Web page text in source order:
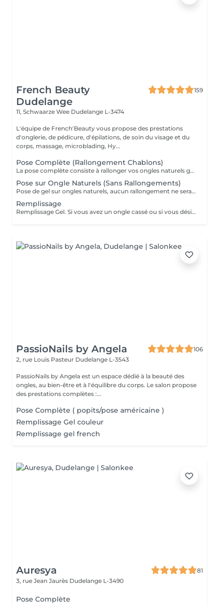
French Beauty
Dudelange
159
11, Schwaarze Wee Dudelange L-3474
L'équipe de French'Beauty vous propose des prestations
d'onglerie, de pédicure, d'épilations, de soin du visage et du
corps, massage, microblading, Hy...
Pose Complète (Rallongement Chablons)
La pose complète consiste à rallonger vos ongles naturels grâce aux chablons (extension en Gel ou Acrygel ) Si vous désirez de la décoration merci de le sélectionner. Un supplément peut être demandé pour les longueurs XXL.
Pose sur Ongle Naturels (Sans Rallongements)
Pose de gel sur ongles naturels, aucun rallongement ne sera fait. Couleur/ French/ BabyBoomer. Si vous désirez une décoration merci de le sélectionner.
Remplissage
Remplissage Gel. Si vous avez un ongle cassé ou si vous désirez une décoration merci de le sélectionner en plus.
PassioNails by Angela
106
2, rue Louis Pasteur Dudelange L-3543
PassioNails by Angela est un espace dédié à la beauté des
ongles, au bien-être et à l'équilibre du corps. Le salon propose
des prestations complètes :...
Pose Complète ( popits/pose américaine )
Remplissage Gel couleur
Remplissage gel french
Auresya
81
3, rue Jean Jaurès Dudelange L-3490
Pose Complète